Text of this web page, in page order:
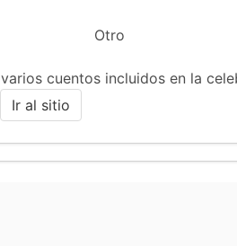
Otro
cuentos incluidos en la
Ir al sitio